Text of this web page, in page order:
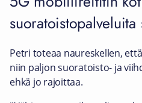
suoratoistopalveluita
Petri toteaa naureskellen,
niin paljon suoratoisto- ja
ehkä jo rajoittaa.